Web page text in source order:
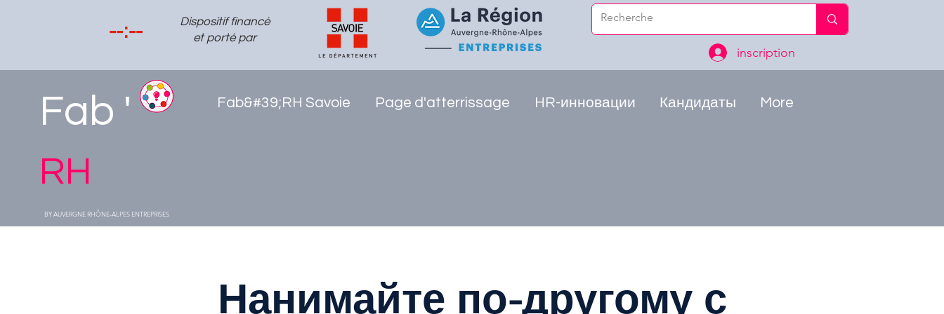
Dispositif financé
et porté par
inscription
Fab '
RH
BY AUVERGNE RHÔNE-ALPES ENTREPRISES
Fab&#39;RH Savoie Page d'atterrissage HR-инновации Кандидаты More
Нанимайте по-другому с